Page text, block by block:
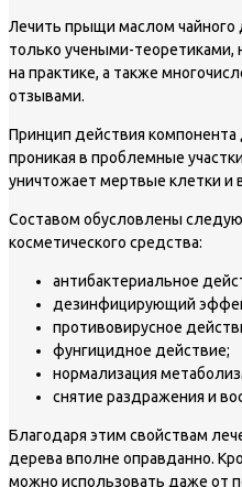
Лечить прыщи маслом чайного
только учеными-теоретиками,
на практике, а также
отзывами.
Принцип действия
проникая в проблемные
уничтожает мертвые клетки и
Составом обусловлены
косметического средства:
антибактериальное
дезинфицирующий
противовирусное
фунгицидное действие;
нормализация
снятие раздражения и
Благодаря этим свойствам
дерева вполне оправданно.
можно использовать даже от